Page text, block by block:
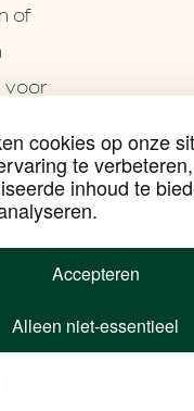
cookies op onze
te verbeteren,
inhoud te
Accepteren
Alleen niet-essentieel
van CO2
of
voor
op